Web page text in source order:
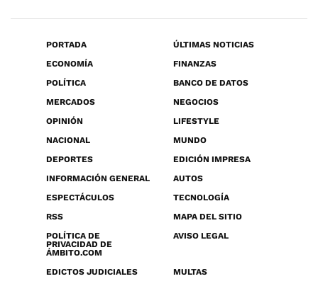
PORTADA
ÚLTIMAS NOTICIAS
ECONOMÍA
FINANZAS
POLÍTICA
BANCO DE DATOS
MERCADOS
NEGOCIOS
OPINIÓN
LIFESTYLE
NACIONAL
MUNDO
DEPORTES
EDICIÓN IMPRESA
INFORMACIÓN GENERAL
AUTOS
ESPECTÁCULOS
TECNOLOGÍA
RSS
MAPA DEL SITIO
POLÍTICA DE
PRIVACIDAD DE
ÁMBITO.COM
AVISO LEGAL
EDICTOS JUDICIALES
MULTAS